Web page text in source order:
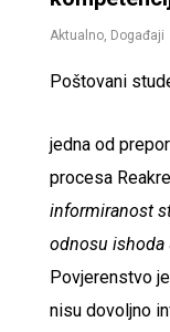
Aktualno, Događaji
Poštovani
jedna od
procesa
informiranost
odnosu ishoda
Povjerenstvo
nisu dovoljno